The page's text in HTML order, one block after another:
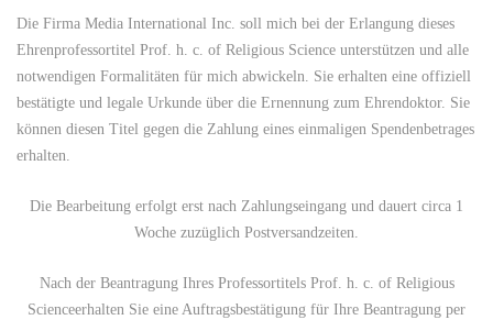
Die Firma Media International Inc. soll mich bei der Erlangung dieses
Ehrenprofessortitel Prof. h. c. of Religious Science unterstützen und alle
notwendigen Formalitäten für mich abwickeln. Sie erhalten eine offiziell
bestätigte und legale Urkunde über die Ernennung zum Ehrendoktor. Sie
können diesen Titel gegen die Zahlung eines einmaligen Spendenbetrages
erhalten.
Die Bearbeitung erfolgt erst nach Zahlungseingang und dauert circa 1
Woche zuzüglich Postversandzeiten.
Nach der Beantragung Ihres Professortitels Prof. h. c. of Religious
Scienceerhalten Sie eine Auftragsbestätigung für Ihre Beantragung per